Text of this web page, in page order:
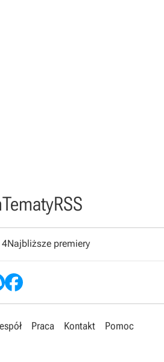
TematyRSS
Najbliższe premiery
Praca Kontakt Pomoc